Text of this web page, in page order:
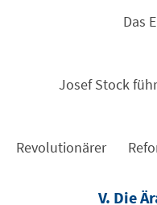
Das
Josef Stock
Revolutionärer
V. Die